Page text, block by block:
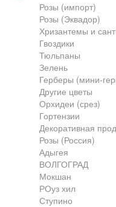
Контакты
Франшиза
Розы (импорт)
Розы (Эквадор)
Хризантемы и
Гвоздики
Тюльпаны
Зелень
Герберы (мини-
Другие цветы
Орхидеи (срез)
Гортензии
Декоративная
Розы (Россия)
Адыгея
ВОЛГОГРАД
Мокшан
РОуз хил
Ступино